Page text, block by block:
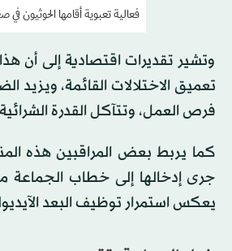
فعالية تعبوية أقامها الحوثيون
وتشير تقديرات اقتصادية إلى أن
تعميق الاختلالات القائمة،
فرص العمل، وتتآكل القدرة
كما يربط بعض المراقبين هذه
جرى إدخالها إلى خطاب الجماعة
يعكس استمرار توظيف البعد